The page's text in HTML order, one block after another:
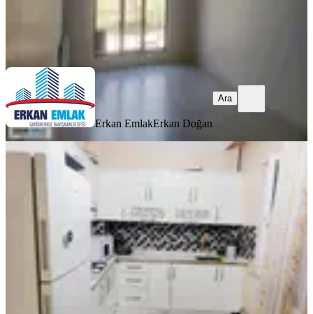
Erkan Doğan
Erkan EmlakErkan Doğan
Ara
İkizler Gayrimenkul'den Sümer Park
Civarı Kiralık 2+1 Daire..
Yeşilyurt, Çukurdere Mahallesi
2+1·120 m²·3. Kat·05.08.2026
18.000 ₺
İKİZLER EMLAKEnder Doğanay